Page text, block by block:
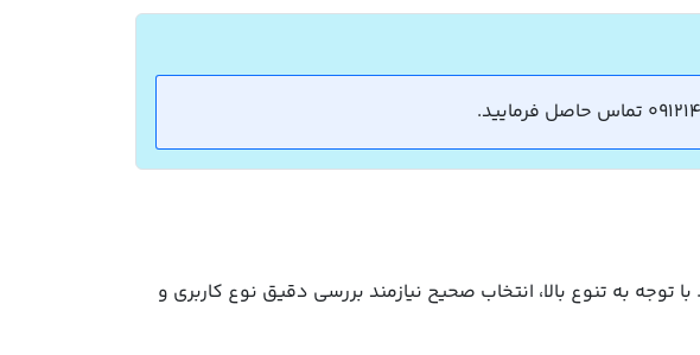
به تنوع بالا، انتخاب صحیح نیازمند بررسی دقیق نوع کاربری و